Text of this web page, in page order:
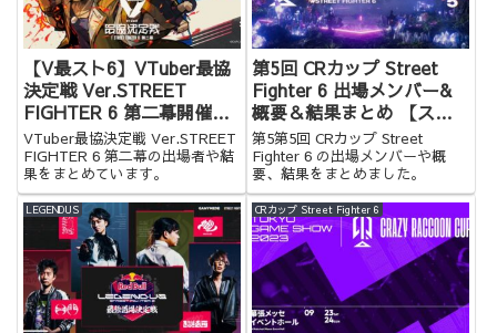
【V最スト6】VTuber最協
決定戦 Ver.STREET
FIGHTER 6 第二幕開催決
定！ 出場者&結果まとめ
VTuber最協決定戦 Ver.STREET
FIGHTER 6 第二幕の出場者や結
果をまとめています。
第5回 CRカップ Street
Fighter 6 出場メンバー&
概要＆結果まとめ 【スト
6】
第5第5回 CRカップ Street
Fighter 6 の出場メンバーや概
要、結果をまとめました。
LEGENDUS CRカップ Street Fighter 6